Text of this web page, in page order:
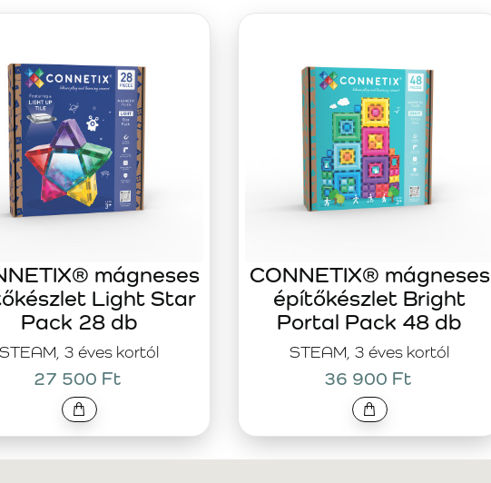
STEAM, 3 éves kortól
mágneses
Light Star
Pack 28 db
27 500 Ft
STEAM, 3 éves kortól
CONNETIX® mágneses
építőkészlet Bright
Portal Pack 48 db
36 900 Ft